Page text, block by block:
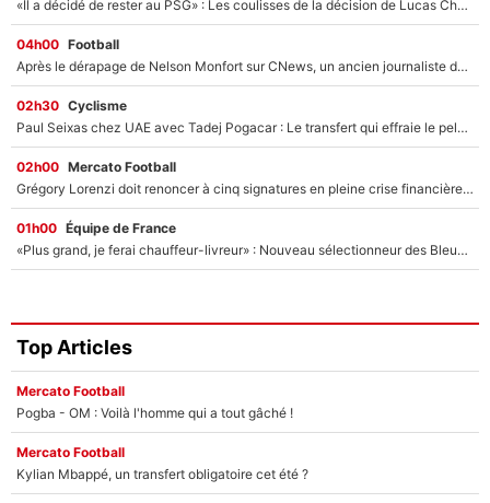
«Il a décidé de rester au PSG» : Les coulisses de la décision de Lucas Chevalier pour son transfert
04h00 Football
Après le dérapage de Nelson Monfort sur CNews, un ancien journaliste de France Télévisions relance la polémique sur les incendies en Gironde
02h30 Cyclisme
Paul Seixas chez UAE avec Tadej Pogacar : Le transfert qui effraie le peloton, «c’est la pire des choses qui puisse arriver»
02h00 Mercato Football
Grégory Lorenzi doit renoncer à cinq signatures en pleine crise financière : L’IA propose sept noms à l’OM pour un mercato réussi... à seulement 5M€ !
01h00 Équipe de France
«Plus grand, je ferai chauffeur-livreur» : Nouveau sélectionneur des Bleus, Zinédine Zidane s’était imaginé un avenir très différent lorsqu'il était enfant
Top Articles
Mercato Football
Pogba - OM : Voilà l'homme qui a tout gâché !
Mercato Football
Kylian Mbappé, un transfert obligatoire cet été ?